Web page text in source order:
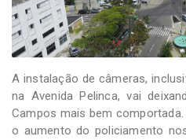
A instalação de câmeras,
na Avenida Pelinca, vai
Campos mais bem
o aumento do policiamento